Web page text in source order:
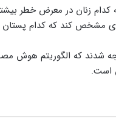
زنان در معرض خطر
شدند که الگوریتم هوش
است.